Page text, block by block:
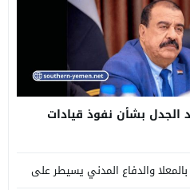
الجدل بشأن نفوذ قيادات
والدفاع المدني يسيطر على